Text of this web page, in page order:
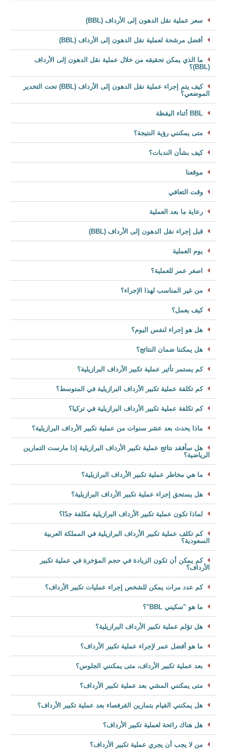
سعر عملية نقل الدهون إلى الأرداف (BBL)
أفضل مرشحة لعملية نقل الدهون إلى الأرداف (BBL)
ما الذي يمكن تحقيقه من خلال عملية نقل الدهون إلى الأرداف
(BBL)؟
كيف يتم إجراء عملية نقل الدهون إلى الأرداف (BBL) تحت التخدير
الموضعي؟
BBL أثناء اليقظة
متى يمكنني رؤية النتيجة؟
كيف بشأن الندبات؟
موقعنا
وقت التعافي
رعاية ما بعد العملية
قبل إجراء نقل الدهون إلى الأرداف (BBL)
يوم العملية
اصغر عمر للعملية؟
من غير المناسب لهذا الإجراء؟
كيف يعمل؟
هل هو إجراء لنفس اليوم؟
هل يمكننا ضمان النتائج؟
كم يستمر تأثير عملية تكبير الأرداف البرازيلية؟
كم تكلفة عملية تكبير الأرداف البرازيلية في المتوسط؟
كم تكلفة عملية تكبير الأرداف البرازيلية في تركيا؟
ماذا يحدث بعد عشر سنوات من عملية تكبير الأرداف البرازيلية؟
هل سأفقد نتائج عملية تكبير الأرداف البرازيلية إذا مارست التمارين
الرياضية؟
ما هي مخاطر عملية تكبير الأرداف البرازيلية؟
هل يستحق إجراء عملية تكبير الأرداف البرازيلية؟
لماذا تكون عملية تكبير الأرداف البرازيلية مكلفة جدًا؟
كم تكلف عملية تكبير الأرداف البرازيلية في المملكة العربية
السعودية؟
كم يمكن أن تكون الزيادة في حجم المؤخرة في عملية تكبير
الأرداف؟
كم عدد مرات يمكن للشخص إجراء عمليات تكبير الأرداف؟
ما هو "سكيني BBL"؟
هل تؤلم عملية تكبير الأرداف البرازيلية؟
ما هو أفضل عمر لإجراء عملية تكبير الأرداف؟
بعد عملية تكبير الأرداف، متى يمكنني الجلوس؟
متى يمكنني المشي بعد عملية تكبير الأرداف؟
هل يمكنني القيام بتمارين القرفصاء بعد عملية تكبير الأرداف؟
هل هناك رائحة لعملية تكبير الأرداف؟
من لا يجب أن يجري عملية تكبير الأرداف؟